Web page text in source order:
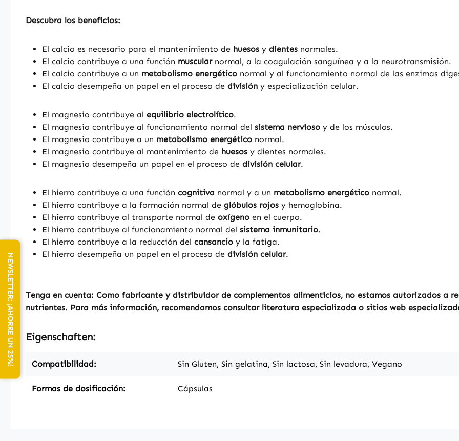
NEWSLETTER: ¡AHORRE UN 25%!
Descubra los beneficios:
El calcio es necesario para el mantenimiento de huesos y dientes normales.
El calcio contribuye a una función muscularnormal, a la coagulación sanguínea y a la neurotransmisión.
El calcio contribuye a un metabolismo energético normal y al funcionamiento normal de las enzimas
El calcio desempeña un papel en el proceso de división y especialización celular.
El magnesio contribuye al equilibrio electrolítico.
El magnesio contribuye al funcionamiento normal del sistema nervioso y de los músculos.
El magnesio contribuye a un metabolismo energético normal.
El magnesio contribuye al mantenimiento de huesos y dientes normales.
El magnesio desempeña un papel en el proceso de división celular.
El hierro contribuye a una función cognitiva normal y a un metabolismo energético normal.
El hierro contribuye a la formación normal de glóbulos rojos y hemoglobina.
El hierro contribuye al transporte normal de oxígeno en el cuerpo.
El hierro contribuye al funcionamiento normal del sistema inmunitario.
El hierro contribuye a la reducción del cansancio y la fatiga.
El hierro desempeña un papel en el proceso de división celular.
Tenga en cuenta: Como fabricante y distribuidor de complementos alimenticios, no estamos autorizados a
nutrientes. Para más información, recomendamos consultar literatura especializada o sitios web
Eigenschaften:
Compatibilidad: Sin Gluten, Sin gelatina, Sin lactosa, Sin levadura, Vegano
Formas de dosificación: Cápsulas